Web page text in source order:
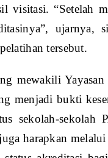
visitasi. “Setelah
tersebut.
mewakili
menjadi bukti
sekolah-
harapkan